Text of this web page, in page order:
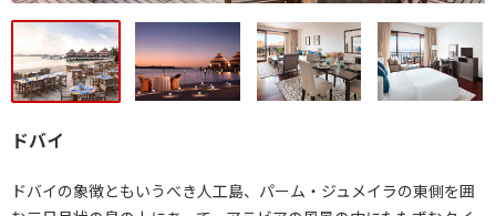
ドバイ
ドバイの象徴ともいうべき人工島、パーム・ジュメイラの東側を囲